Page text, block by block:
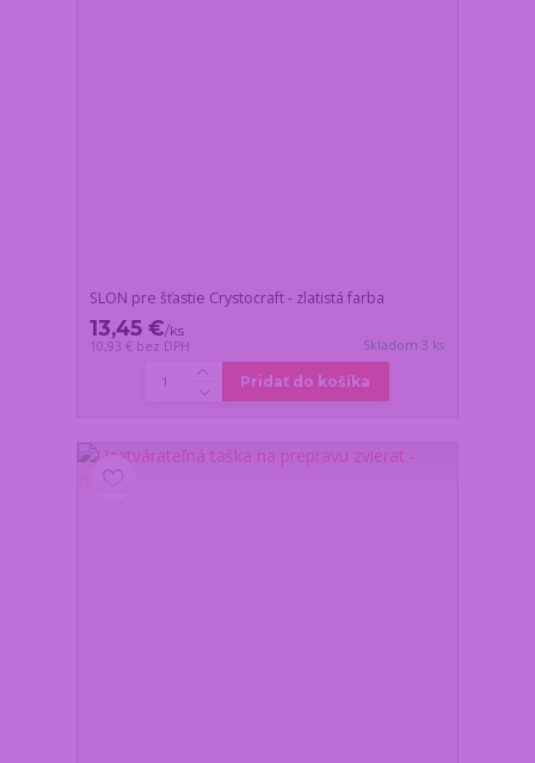
SLON pre šťastie Crystocraft - zlatistá farba
13,45 €/ks
10,93 € bez DPH Skladom 3 ks
Pridať do košíka